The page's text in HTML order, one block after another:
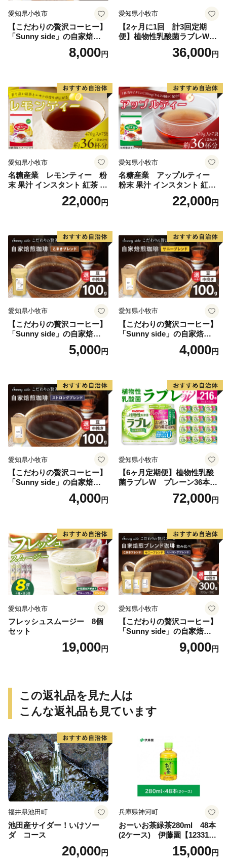
愛知県小牧市
【こだわりの贅沢コーヒー】
「Sunny side」の自家焙煎珈
琲こまきブレンド（200g）
8,000円
愛知県小牧市
【2ヶ月に1回 計3回定期
便】植物性乳酸菌ラブレW
プレーン36本（計108本）
36,000円
愛知県小牧市
名糖産業 レモンティー 粉
末 果汁 インスタント 紅茶 ビ
タミンC 袋 ロングセラー 粉
末飲料 粉末茶 簡単 手軽 ホッ
22,000円
愛知県小牧市
名糖産業 アップルティー
粉末 果汁 インスタント 紅茶
ティー ビタミンC 袋 ロング
セラー 粉末飲料 粉末茶 簡単
22,000円
愛知県小牧市
【こだわりの贅沢コーヒー】
「Sunny side」の自家焙煎珈
琲こまきブレンド（100g）
5,000円
愛知県小牧市
【こだわりの贅沢コーヒー】
「Sunny side」の自家焙煎珈
琲サニーブレンド（100g）
4,000円
愛知県小牧市
【こだわりの贅沢コーヒー】
「Sunny side」の自家焙煎珈
琲ストロングブレンド（100
4,000円
愛知県小牧市
【6ヶ月定期便】植物性乳酸
菌ラブレW プレーン36本
72,000円
愛知県小牧市
フレッシュスムージー 8個
セット
19,000円
愛知県小牧市
【こだわりの贅沢コーヒー】
「Sunny side」の自家焙煎珈
琲ブレンド珈琲飲み比べセッ
9,000円
この返礼品を見た人は
こんな返礼品も見ています
福井県池田町
池田産サイダー！いけソー
ダ コース
20,000円
兵庫県神河町
おーいお茶緑茶280ml 48本
(2ケース) 伊藤園【123317
15,000円